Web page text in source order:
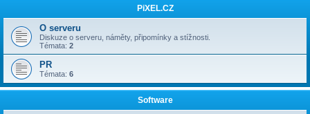
d
t
PiXEL.CZ
O serveru
Diskuze o serveru, náměty, připomínky a stížnosti.
Témata: 2
PR
Témata: 6
Software